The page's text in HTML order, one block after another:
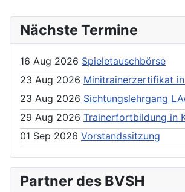
Nächste Termine
16 Aug 2026 Spieletauschbörse
23 Aug 2026 Minitrainerzertifikat
23 Aug 2026 Sichtungslehrgang
29 Aug 2026 Trainerfortbildung in
01 Sep 2026 Vorstandssitzung
Partner des BVSH